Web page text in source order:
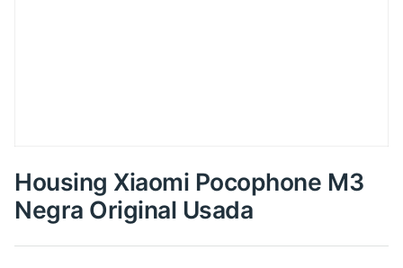
Housing Xiaomi Pocophone M3
Negra Original Usada